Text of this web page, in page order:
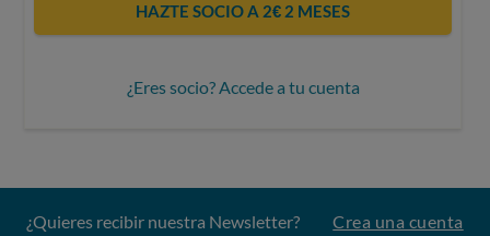
HAZTE SOCIO A 2€ 2 MESES
¿Eres socio? Accede a tu cuenta
¿Quieres recibir nuestra Newsletter? Crea una cuenta